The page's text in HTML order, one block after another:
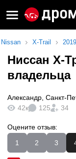
Nissan X-Trail 2019
Ниссан Х-
владельца
Александр Санкт-
42к
125 34
Оцените отзыв:
1
2 3